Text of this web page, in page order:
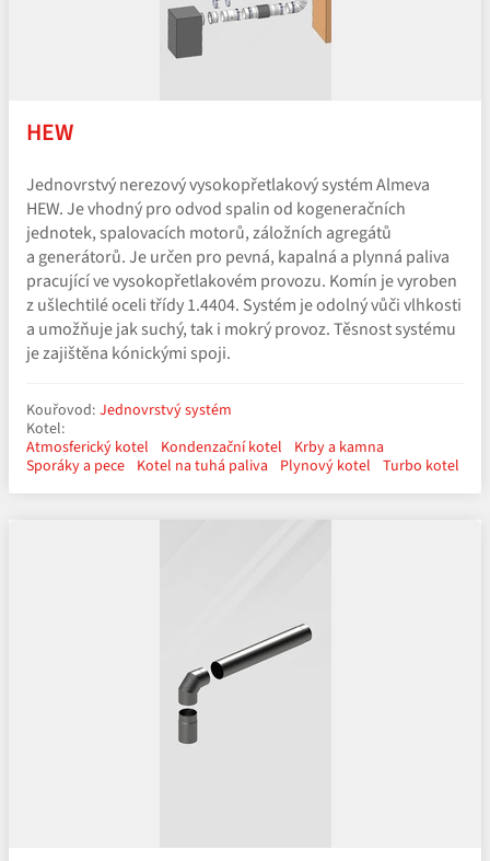
HEW
Jednovrstvý nerezový vysokopřetlakový systém Almeva
HEW. Je vhodný pro odvod spalin od kogeneračních
jednotek, spalovacích motorů, záložních agregátů
a generátorů. Je určen pro pevná, kapalná a plynná paliva
pracující ve vysokopřetlakovém provozu. Komín je vyroben
z ušlechtilé oceli třídy 1.4404. Systém je odolný vůči vlhkosti
a umožňuje jak suchý, tak i mokrý provoz. Těsnost systému
je zajištěna kónickými spoji.
Kouřovod: Jednovrstvý systém
Kotel:
Atmosferický kotel
Kondenzační kotel
Krby a kamna
Sporáky a pece Kotel na tuhá paliva Plynový kotel Turbo kotel